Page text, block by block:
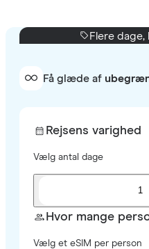
Flere dage,
Få glæde af
Rejsens varighed
Vælg antal dage
1
Hvor mange
Vælg et eSIM per person